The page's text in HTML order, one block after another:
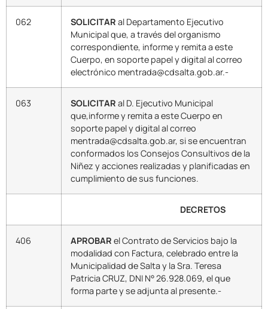
062 SOLICITAR al Departamento Ejecutivo
Municipal que, a través del organismo
correspondiente, informe y remita a este
Cuerpo, en soporte papel y digital al correo
electrónico mentrada@cdsalta.gob.ar.-
063 SOLICITAR al D. Ejecutivo Municipal
que,informe y remita a este Cuerpo en
soporte papel y digital al correo
mentrada@cdsalta.gob.ar, si se encuentran
conformados los Consejos Consultivos de la
Niñez y acciones realizadas y planificadas en
cumplimiento de sus funciones.
DECRETOS
406 APROBAR el Contrato de Servicios bajo la
modalidad con Factura, celebrado entre la
Municipalidad de Salta y la Sra. Teresa
Patricia CRUZ, DNI N° 26.928.069, el que
forma parte y se adjunta al presente.-